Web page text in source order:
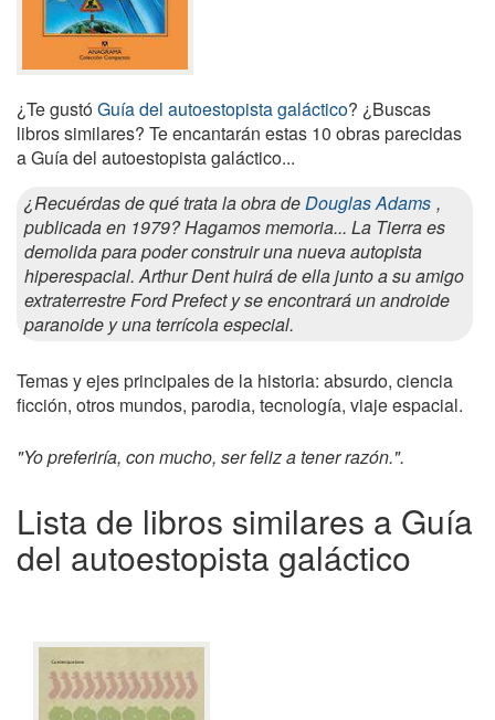
¿Te gustóGuía del autoestopista galáctico? ¿Buscas
libros similares? Te encantarán estas 10 obras parecidas
a Guía del autoestopista galáctico...
¿Recuérdas de qué trata la obra deDouglas Adams ,
publicada en 1979? Hagamos memoria... La Tierra es
demolida para poder construir una nueva autopista
hiperespacial. Arthur Dent huirá de ella junto a su amigo
extraterrestre Ford Prefect y se encontrará un androide
paranoide y una terrícola especial.
Temas y ejes principales de la historia: absurdo, ciencia
ficción, otros mundos, parodia, tecnología, viaje espacial.
"Yo preferiría, con mucho, ser feliz a tener razón.".
Lista de libros similares a Guía
del autoestopista galáctico